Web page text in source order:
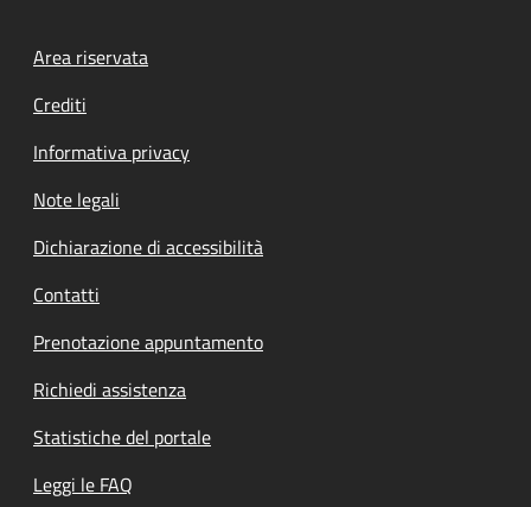
Footer menu
Area riservata
Crediti
Informativa privacy
Note legali
Dichiarazione di accessibilità
Contatti
Prenotazione appuntamento
Richiedi assistenza
Statistiche del portale
Leggi le FAQ